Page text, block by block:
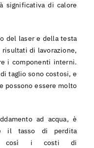
significativa di calore
del laser e della testa
di lavorazione,
i componenti interni.
taglio sono costosi, e
possono essere molto
ad acqua, è
il tasso di perdita
così i costi di